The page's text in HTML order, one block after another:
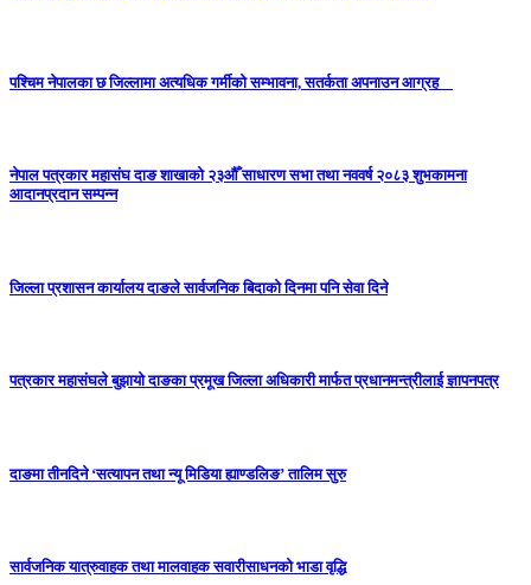
पश्चिम नेपालका छ जिल्लामा अत्यधिक गर्मीको सम्भावना, सतर्कता अपनाउन आग्रह
नेपाल पत्रकार महासंघ दाङ शाखाको २३औँ साधारण सभा तथा नववर्ष २०८३ शुभकामना
आदानप्रदान सम्पन्न
जिल्ला प्रशासन कार्यालय दाङले सार्वजनिक बिदाको दिनमा पनि सेवा दिने
पत्रकार महासंघले बुझायो दाङका प्रमूख जिल्ला अधिकारी मार्फत प्रधानमन्त्रीलाई ज्ञापनपत्र
दाङमा तीनदिने ‘सत्यापन तथा न्यू मिडिया ह्याण्डलिङ’ तालिम सुरु
सार्वजनिक यात्रुवाहक तथा मालवाहक सवारीसाधनको भाडा वृद्धि